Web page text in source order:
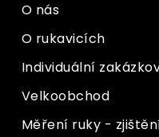
O nás
O rukavicích
Individuální
Velkoobchod
Měření ruky -